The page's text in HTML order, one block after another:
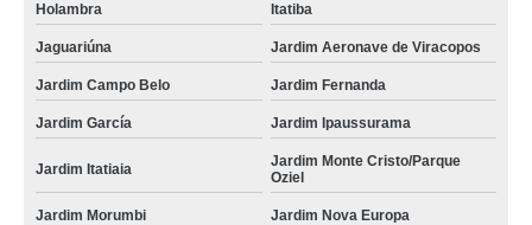
Holambra Itatiba
Jaguariúna Jardim Aeronave de Viracopos
Jardim Campo Belo Jardim Fernanda
Jardim García Jardim Ipaussurama
Jardim Itatiaia
Jardim Monte Cristo/Parque
Oziel
Jardim Morumbi Jardim Nova Europa